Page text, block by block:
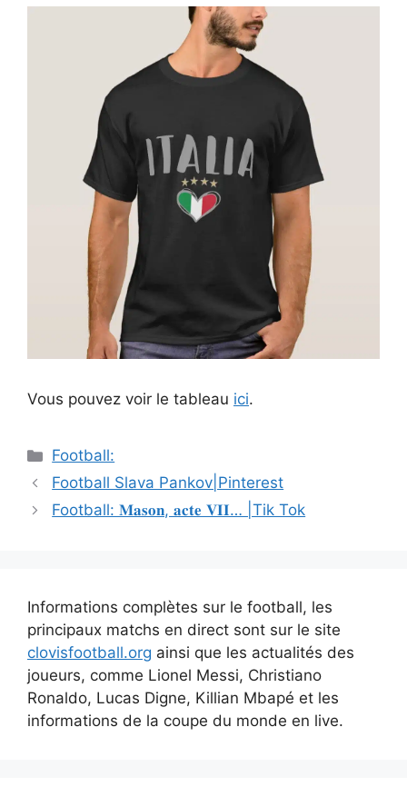
Vous pouvez voir le tableau ici.
Catégories
Football:
Navigation
des
Football Slava Pankov|Pinterest
Football: 𝐌𝐚𝐬𝐨𝐧, 𝐚𝐜𝐭𝐞 𝐕𝐈𝐈… |Tik Tok
Informations complètes sur le football, les
principaux matchs en direct sont sur le site
clovisfootball.org ainsi que les actualités des
joueurs, comme Lionel Messi, Christiano
Ronaldo, Lucas Digne, Killian Mbapé et les
informations de la coupe du monde en live.